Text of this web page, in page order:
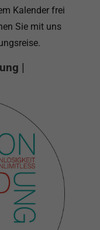
Kalender frei
Sie mit uns
|